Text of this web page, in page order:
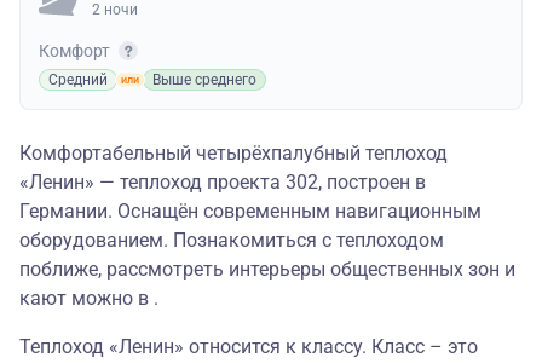
2 ночи
Комфорт
Средний Выше среднего
Комфортабельный четырёхпалубный теплоход
«Ленин» — теплоход проекта 302, построен в
Германии. Оснащён современным навигационным
оборудованием. Познакомиться с теплоходом
поближе, рассмотреть интерьеры общественных зон и
кают можно в .
Теплоход «Ленин» относится к классу. Класс – это